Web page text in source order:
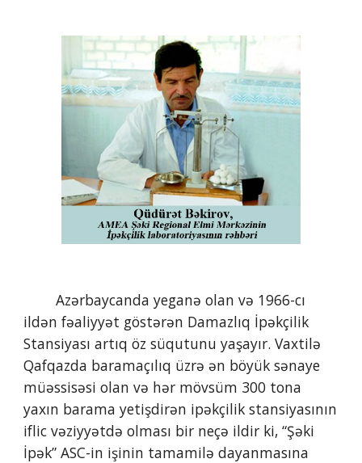
        Azərbaycanda yeganə olan və 1966-cı
ildən fəaliyyət göstərən Damazlıq İpəkçilik
Stansiyası artıq öz süqutunu yaşayır. Vaxtilə
Qafqazda baramaçılıq üzrə ən böyük sənaye
müəssisəsi olan və hər mövsüm 300 tona
yaxın barama yetişdirən ipəkçilik stansiyasının
iflic vəziyyətdə olması bir neçə ildir ki, “Şəki
İpək” ASC-in işinin tamamilə dayanmasına